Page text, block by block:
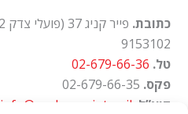
כתובת.
9153102
טל. 02-679-66-36
פקס.
דוא”ל. info@ayalon-print.co.il